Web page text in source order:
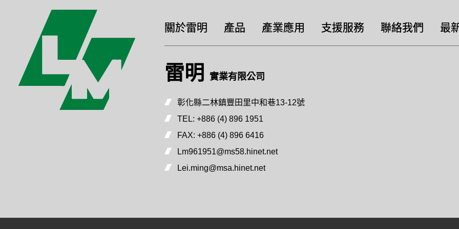
關於雷明 產品 產業應用 支援服務 聯絡我們 最
雷明 實業有限公司
彰化縣二林鎮豐田里中和巷13-12號
TEL: +886 (4) 896 1951
FAX: +886 (4) 896 6416
Lm961951@ms58.hinet.net
Lei.ming@msa.hinet.net